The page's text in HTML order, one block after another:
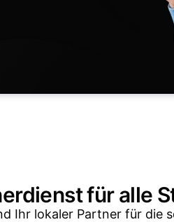
für alle
Ihr lokaler Partner für die